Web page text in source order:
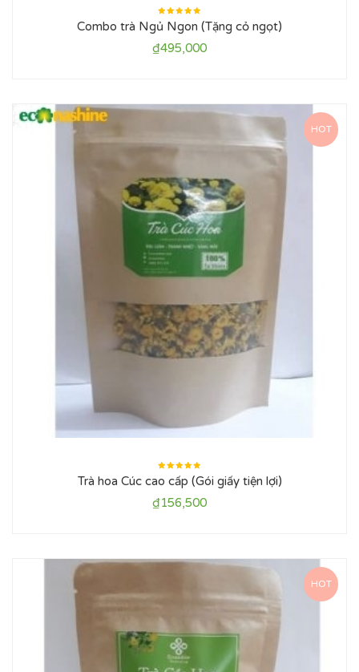
Được xếp
hạng
5.00
sao
Combo trà Ngủ Ngon (Tặng cỏ ngọt)
₫495,000
HOT
Được xếp
hạng
5.00
sao
Trà hoa Cúc cao cấp (Gói giấy tiện lợi)
₫156,500
HOT